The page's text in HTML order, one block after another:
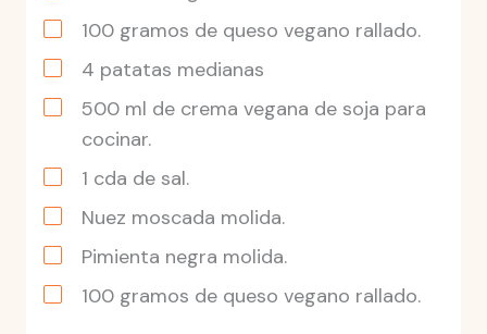
100 gramos de queso vegano rallado.
4 patatas medianas
500 ml de crema vegana de soja para
cocinar.
1 cda de sal.
Nuez moscada molida.
Pimienta negra molida.
100 gramos de queso vegano rallado.